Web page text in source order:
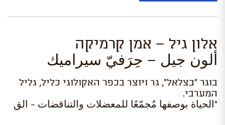
אלון גיל – אמן קרמיקה
ألون جيل – حِرَفيّ سيراميك
בוגר "בצלאל", גר ויוצר בכפר האקולוגי כליל, גליל
המערבי.
"الحياة بوصفها مُجمّعًا للمعضلات والتناقضات - الق